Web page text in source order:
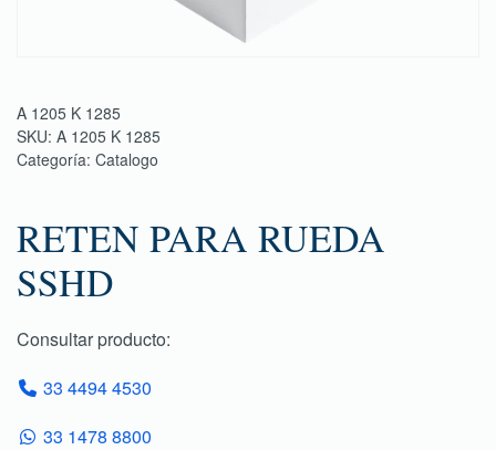
A 1205 K 1285
SKU: A 1205 K 1285
Categoría: Catalogo
RETEN PARA RUEDA
SSHD
Consultar producto:
33 4494 4530
33 1478 8800